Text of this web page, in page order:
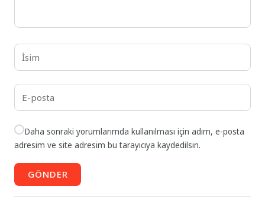
Daha sonraki yorumlarımda kullanılması için adım, e-posta
adresim ve site adresim bu tarayıcıya kaydedilsin.
GÖNDER